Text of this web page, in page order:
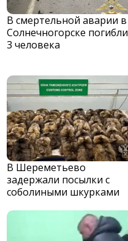
В смертельной аварии в
Солнечногорске погибли
3 человека
В Шереметьево
задержали посылки с
соболиными шкурками